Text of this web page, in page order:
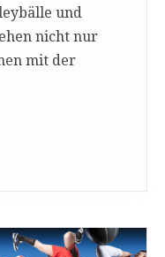
und
nicht nur
mit der